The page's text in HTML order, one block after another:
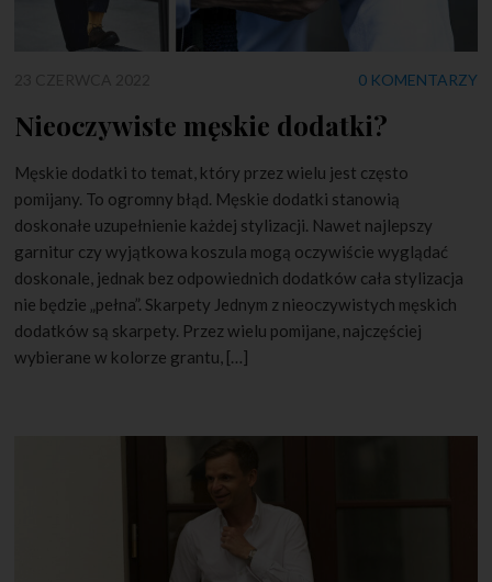
0 KOMENTARZY
Nieoczywiste męskie dodatki?
Męskie dodatki to temat, który przez wielu jest często
pomijany. To ogromny błąd. Męskie dodatki stanowią
doskonałe uzupełnienie każdej stylizacji. Nawet najlepszy
garnitur czy wyjątkowa koszula mogą oczywiście wyglądać
doskonale, jednak bez odpowiednich dodatków cała stylizacja
nie będzie „pełna”. Skarpety Jednym z nieoczywistych męskich
dodatków są skarpety. Przez wielu pomijane, najczęściej
wybierane w kolorze grantu, […]